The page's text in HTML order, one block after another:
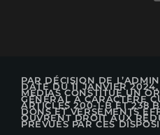
PAR DÉCISION DE
DATE DU 11 JANVIER
MEDIAS CONSTITUE UN
GÉNÉRAL À CARACTÈRE
ARTICLES 200-1-B ET 238
DONS ET VERSEMENTS
OUVRENT DROIT AUX
PRÉVUES PAR CES